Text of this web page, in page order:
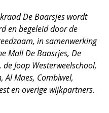
De Baarsjes wordt
en begeleid door de
in samenwerking
Mall De Baasrjes, De
de Joop Westerweelschool,
Al Maes, Combiwel,
en overige wijkpartners.